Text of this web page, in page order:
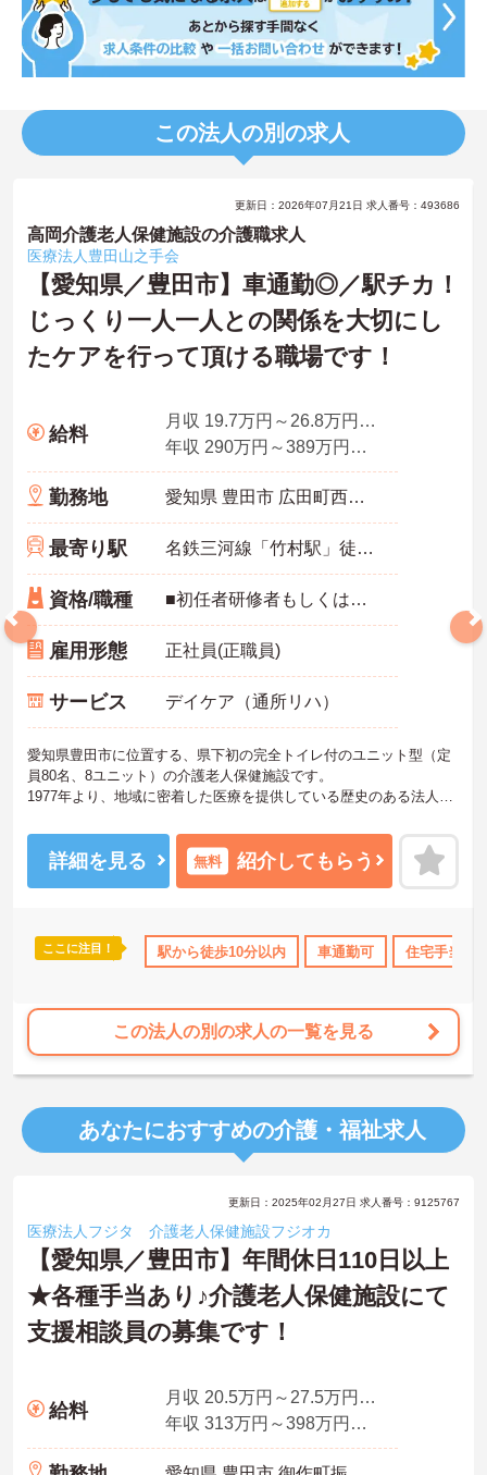
この法人の別の求人
産休･育休･介護休暇取得実績あり 高収入 社会保険完備
更新日：2026年07月21日 求人番号：493686
高岡介護老人保健施設の介護職求人
医療法人豊田山之手会
【愛知県／豊田市】車通勤◎／駅チカ！
じっくり一人一人との関係を大切にし
たケアを行って頂ける職場です！
給料
月収 19.7万円～26.8万円程度 諸手当込 常勤モデル
年収 290万円～389万円程度 諸手当・賞与込
勤務地 愛知県 豊田市 広田町西山75番地
最寄り駅 名鉄三河線「竹村駅」徒歩10分
資格/職種 ■初任者研修者もしくは旧ヘルパー2級以上の方
雇用形態 正社員(正職員)
サービス デイケア（通所リハ）
愛知県豊田市に位置する、県下初の完全トイレ付のユニット型（定
員80名、8ユニット）の介護老人保健施設です。
1977年より、地域に密着した医療を提供している歴史のある法人で
特にリハビリには力を入れていて、其々の利用者様の身体状況に合
わせたリハビリのメニューを提供しています。
個別リハビリテーションや、集団体操、充実したトレーニングマシ
2008年に設立した明るい建物です。また、新卒の方もベテランスタ
ッフの指導がありますので、ぜひお気軽にお問い合わせください。
詳細を見る 無料 紹介してもらう
ここに注目！ 駅から徒歩10分以内 車通勤可 住宅手当・
この法人の別の求人の一覧を見る
あなたにおすすめの介護・福祉求人
更新日：2025年02月27日 求人番号：9125767
医療法人フジタ 介護老人保健施設フジオカ
【愛知県／豊田市】年間休日110日以上
★各種手当あり♪介護老人保健施設にて
支援相談員の募集です！
給料
月収 20.5万円～27.5万円程度※諸手当込
年収 313万円～398万円程度